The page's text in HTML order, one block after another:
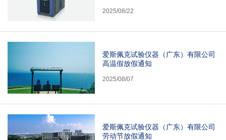
2025/08/22
爱斯佩克试验仪器（广东）有限公司
高温假放假通知
2025/08/07
爱斯佩克试验仪器（广东）有限公司
劳动节放假通知